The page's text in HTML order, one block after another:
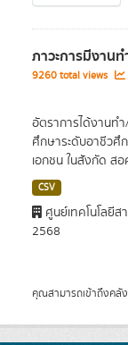
ภาวะการมีงาน
9260 total views
อัตราการได้งานท
ศึกษาระดับอาชีวศึ
เอกชน ในสังกัด สอ
CSV
ศูนย์เทคโนโลยี
2568
คุณสามารถเข้าถึงคลั